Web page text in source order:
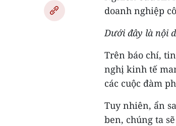
doanh nghiệp
Dưới đây là nội
Trên báo chí,
nghị kinh tế
các cuộc đàm
Tuy nhiên, ẩn
ben, chúng ta